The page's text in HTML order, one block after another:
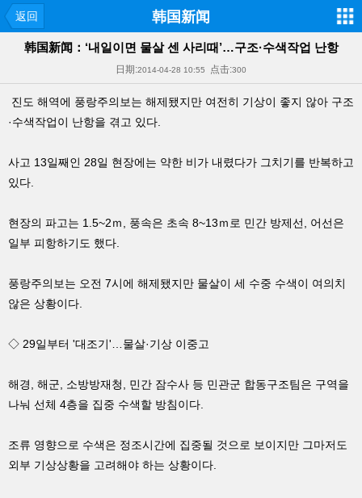
返回 韩国新闻
韩国新闻：‘내일이면 물살 센 사리때’…구조·수색작업 난항
日期:2014-04-28 10:55 点击:300
진도 해역에 풍랑주의보는 해제됐지만 여전히 기상이 좋지 않아 구조
·수색작업이 난항을 겪고 있다.
사고 13일째인 28일 현장에는 약한 비가 내렸다가 그치기를 반복하고
있다.
현장의 파고는 1.5~2ｍ, 풍속은 초속 8~13ｍ로 민간 방제선, 어선은
일부 피항하기도 했다.
풍랑주의보는 오전 7시에 해제됐지만 물살이 세 수중 수색이 여의치
않은 상황이다.
◇ 29일부터 '대조기'…물살·기상 이중고
해경, 해군, 소방방재청, 민간 잠수사 등 민관군 합동구조팀은 구역을
나눠 선체 4층을 집중 수색할 방침이다.
조류 영향으로 수색은 정조시간에 집중될 것으로 보이지만 그마저도
외부 기상상황을 고려해야 하는 상황이다.